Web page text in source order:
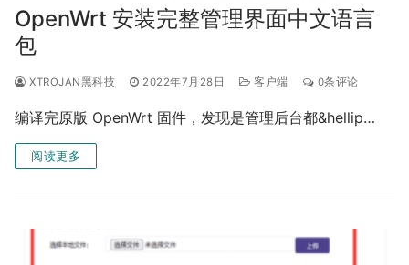
OpenWrt 安装完整管理界面中文语言
包
XTROJAN黑科技 2022年7月28日 客户端 0条评论
编译完原版 OpenWrt 固件，发现是管理后台都&hellip…
阅读更多